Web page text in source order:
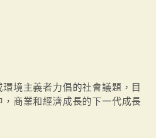
境主義者力倡的社會議題，目
商業和經濟成長的下一代成長